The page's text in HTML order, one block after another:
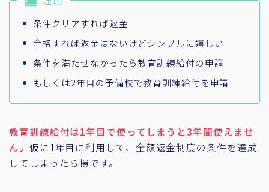
条件クリアすれば返金
合格すれば返金はないけどシンプルに嬉しい
条件を満たせなかったら教育訓練給付の申請
もしくは2年目の予備校で教育訓練給付を申請
教育訓練給付は1年目で使ってしまうと3年間使えませ
ん。仮に1年目に利用して、全額返金制度の条件を達成
してしまったら損です。